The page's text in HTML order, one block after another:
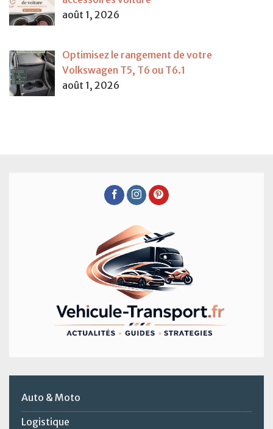
août 1, 2026
Optimisez le rangement de votre
Volkswagen T5, T6 ou T6.1
août 1, 2026
Auto & Moto
Logistique